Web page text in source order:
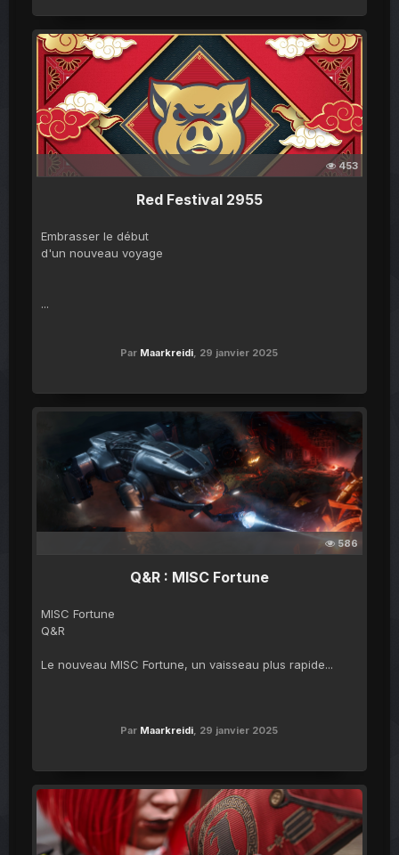
453
Red Festival 2955
Embrasser le début
d'un nouveau voyage
...
Par Maarkreidi, 29 janvier 2025
586
Q&R : MISC Fortune
MISC Fortune
Q&R
Le nouveau MISC Fortune, un vaisseau plus rapide...
Par Maarkreidi, 29 janvier 2025